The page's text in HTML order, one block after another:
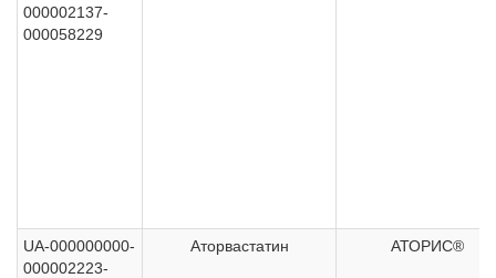
000002137-
000058229
UA-000000000-
000002223-
Аторвастатин АТОРИС®